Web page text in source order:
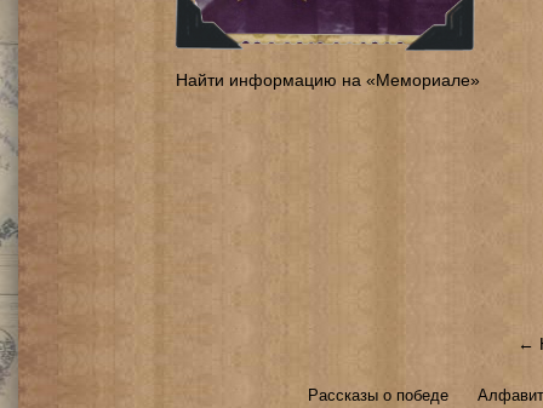
Найти информацию на «Мемориале»
←
Рассказы о победе